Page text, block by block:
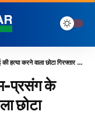
करने वाला छोटा गिरफ्तार
प्रसंग के
छोटा